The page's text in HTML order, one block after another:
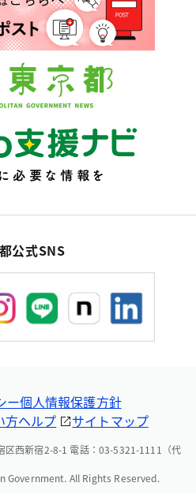
公式SNS
ー個人情報保護方針
方ヘルプ サイトマップ
区西新宿2-8-1 電話：03-5321-1111（代
Government. All Rights Reserved.